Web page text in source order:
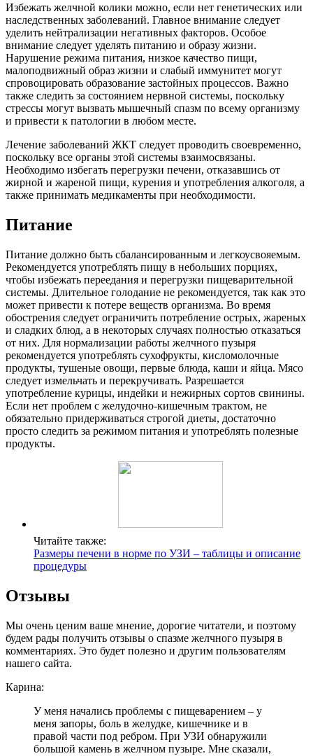
Избежать желчной колики можно, если нет генетических или
наследственных заболеваний. Главное внимание следует
уделить нейтрализации негативных факторов. Особое
внимание следует уделять питанию и образу жизни.
Нарушение режима питания, низкое качество пищи,
малоподвижный образ жизни и слабый иммунитет могут
спровоцировать образование застойных процессов. Важно
также следить за состоянием нервной системы, поскольку
стрессы могут вызвать мышечный спазм по всему организму
и привести к патологии в любом месте.
Лечение заболеваний ЖКТ следует проводить своевременно,
поскольку все органы этой системы взаимосвязаны.
Необходимо избегать перегрузки печени, отказавшись от
жирной и жареной пищи, курения и употребления алкоголя, а
также принимать медикаменты при необходимости.
Питание
Питание должно быть сбалансированным и легкоусвояемым.
Рекомендуется употреблять пищу в небольших порциях,
чтобы избежать переедания и перегрузки пищеварительной
системы. Длительное голодание не рекомендуется, так как это
может привести к потере веществ организма. Во время
обострения следует ограничить потребление острых, жареных
и сладких блюд, а в некоторых случаях полностью отказаться
от них. Для нормализации работы желчного пузыря
рекомендуется употреблять сухофрукты, кисломолочные
продукты, тушеные овощи, первые блюда, каши и яйца. Мясо
следует измельчать и перекручивать. Разрешается
употребление курицы, индейки и нежирных сортов свинины.
Если нет проблем с желудочно-кишечным трактом, не
обязательно придерживаться строгой диеты, достаточно
просто следить за режимом питания и употреблять полезные
продукты.
Читайте также:
Размеры печени в норме по УЗИ – таблицы и описание
процедуры
Отзывы
Мы очень ценим ваше мнение, дорогие читатели, и поэтому
будем рады получить отзывы о спазме желчного пузыря в
комментариях. Это будет полезно и другим пользователям
нашего сайта.
Карина:
У меня начались проблемы с пищеварением – у
меня запоры, боль в желудке, кишечнике и в
правой части под ребром. При УЗИ обнаружили
большой камень в желчном пузыре. Мне сказали,